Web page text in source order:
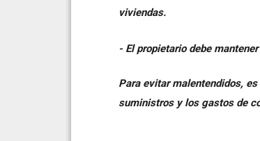
viviendas.
- El propietario debe
Para evitar malentendidos,
suministros y los gastos de